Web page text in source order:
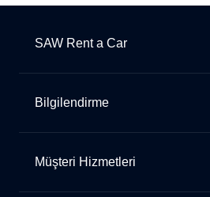
SAW Rent a Car
Bilgilendirme
Müşteri Hizmetleri